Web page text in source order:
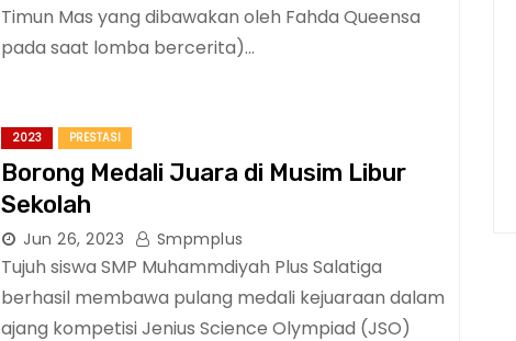
Timun Mas yang dibawakan oleh Fahda Queensa
pada saat lomba bercerita)…
2023 PRESTASI
Borong Medali Juara di Musim Libur
Sekolah
Jun 26, 2023 Smpmplus
Tujuh siswa SMP Muhammdiyah Plus Salatiga
berhasil membawa pulang medali kejuaraan dalam
ajang kompetisi Jenius Science Olympiad (JSO)